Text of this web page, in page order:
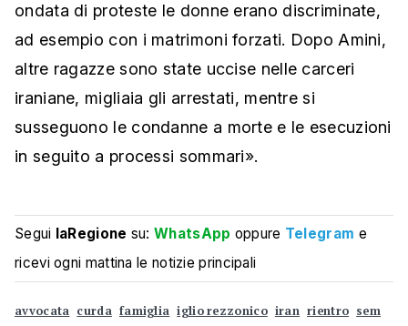
ondata di proteste le donne erano discriminate,
ad esempio con i matrimoni forzati. Dopo Amini,
altre ragazze sono state uccise nelle carceri
iraniane, migliaia gli arrestati, mentre si
susseguono le condanne a morte e le esecuzioni
in seguito a processi sommari».
Segui laRegione su:WhatsApp oppure Telegram e
ricevi ogni mattina le notizie principali
avvocata curda famiglia iglio rezzonico iran rientro sem